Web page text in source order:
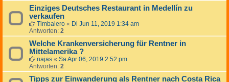
Einziges Deutsches Restaurant in Medellín zu
verkaufen
Timbalero « Di Jun 11, 2019 1:34 am
Antworten: 2
Welche Krankenversicherung für Rentner in
Mittelamerika ?
najas « Sa Apr 06, 2019 2:52 pm
Antworten: 2
Tipps zur Einwanderung als Rentner nach Costa Rica